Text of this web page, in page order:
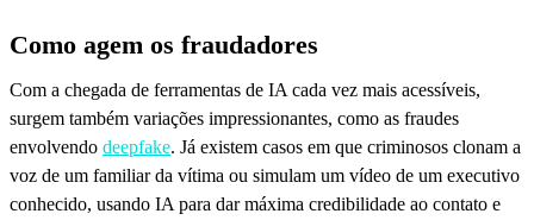
Como agem os fraudadores
Com a chegada de ferramentas de IA cada vez mais acessíveis,
surgem também variações impressionantes, como as fraudes
envolvendo deepfake. Já existem casos em que criminosos clonam a
voz de um familiar da vítima ou simulam um vídeo de um executivo
conhecido, usando IA para dar máxima credibilidade ao contato e